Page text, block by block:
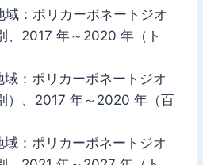
：ポリカーボネートジオ
、2017 年～2020 年（ト
：ポリカーボネートジオ
）、2017 年～2020 年（百
：ポリカーボネートジオ